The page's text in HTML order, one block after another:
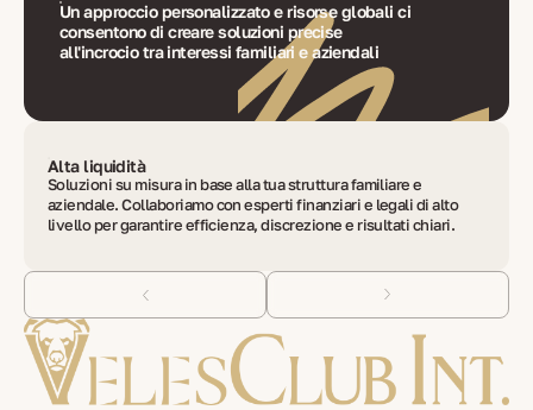
Un approccio personalizzato e risorse globali ci
consentono di creare soluzioni precise
all'incrocio tra interessi familiari e aziendali
Alta liquidità
Soluzioni su misura in base alla tua struttura familiare e
aziendale. Collaboriamo con esperti finanziari e legali di alto
livello per garantire efficienza, discrezione e risultati chiari.